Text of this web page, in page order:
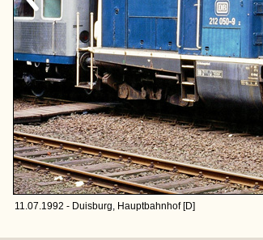
11.07.1992 - Duisburg, Hauptbahnhof [D]